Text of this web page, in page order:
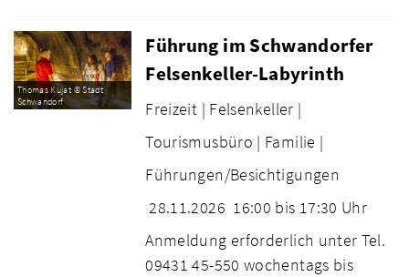
Thomas Kujat © Stadt
Schwandorf
Führung im Schwandorfer
Felsenkeller-Labyrinth
Freizeit | Felsenkeller |
Tourismusbüro | Familie |
Führungen/Besichtigungen
28.11.2026 16:00 bis 17:30 Uhr
Anmeldung erforderlich unter Tel.
09431 45-550 wochentags bis